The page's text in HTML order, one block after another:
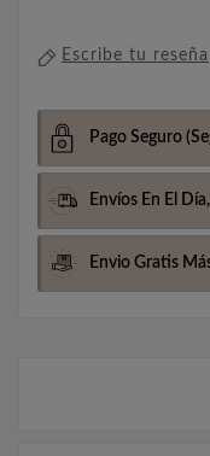
Escribe tu reseña
Pago Seguro
Envíos En El Día,
Envio Gratis